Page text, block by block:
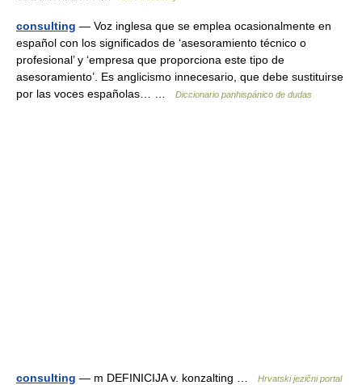
consulting — Voz inglesa que se emplea ocasionalmente en
español con los significados de ‘asesoramiento técnico o
profesional’ y ‘empresa que proporciona este tipo de
asesoramiento’. Es anglicismo innecesario, que debe sustituirse
por las voces españolas… …
Diccionario panhispánico de dudas
consulting — m DEFINICIJA v. konzalting … Hrvatski jezični portal